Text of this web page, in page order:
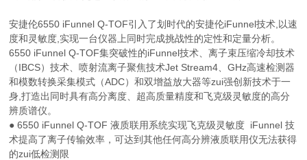
安捷伦6550 iFunnel Q-TOF引入了划时代的安捷伦iFunnel技术,以速
度和灵敏度,实现一台仪器上同时完成挑战性的定性和定量分析。
6550 iFunnel Q-TOF集突破性的iFunnel技术、离子束压缩冷却技术
（IBCS）技术、喷射流离子聚焦技术Jet Stream4、GHz高速检测器
和模数转换采集模式（ADC）和双增益放大器等zui强创新技术于一
身,打造出同时具有高分离度、超高质量精度和飞克级灵敏度的高分
辨质谱仪。
● 6550 iFunnel Q-TOF 液质联用系统实现飞克级灵敏度 iFunnel 技
术提高了离子传输效率，可达到其他任何高分辨液质联用仪无法获得
的zui低检测限